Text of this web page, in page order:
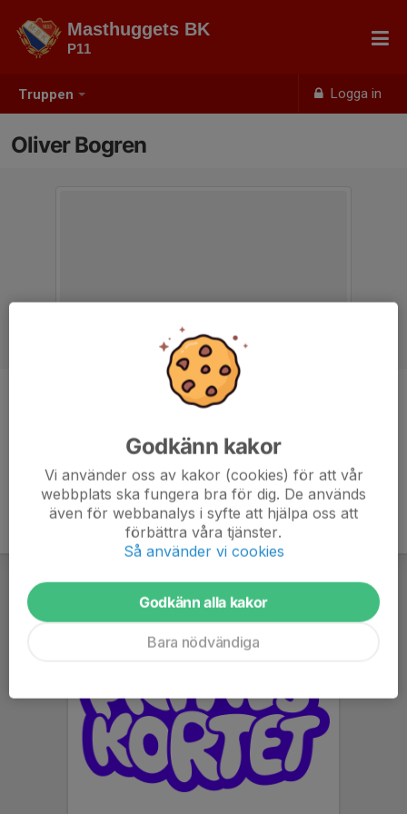
Truppen Logga in
Masthuggets BK
P11
Oliver Bogren
14 år
Godkänn kakor
Vi använder oss av kakor (cookies) för att vår
webbplats ska fungera bra för dig. De används
även för webbanalys i syfte att hjälpa oss att
förbättra våra tjänster.
Så använder vi cookies
Godkänn alla kakor
Bara nödvändiga